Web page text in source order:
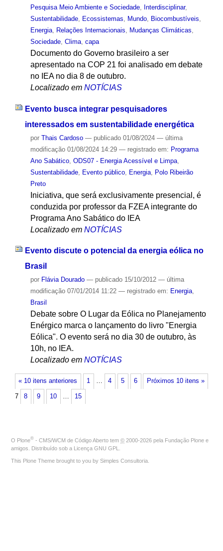
Pesquisa Meio Ambiente e Sociedade, Interdisciplinar,
Sustentabilidade, Ecossistemas Mundo, Biocombustíveis
Energia, Relações Internacionais Mudanças Climáticas
Sociedade, Clima, capa
Documento do Governo brasileiro a ser
apresentado na COP 21 foi analisado em debate
no IEA no dia 8 de outubro.
Localizado em NOTÍCIAS
Evento busca integrar pesquisadores
interessados em sustentabilidade energética
por Thais Cardoso — publicado01/08/2024 — última
modificação01/08/2024 14:29 — registrado em: Programa
Ano Sabático, ODS07 - Energia Acessível e Limpa,
Sustentabilidade, Evento público, Energia, Polo Ribeirão
Preto
Iniciativa, que será exclusivamente presencial, é
conduzida por professor da FZEA integrante do
Programa Ano Sabático do IEA
Localizado em NOTÍCIAS
Evento discute o potencial da energia eólica no
Brasil
por Flávia Dourado — publicado15/10/2012 — última
modificação07/01/2014 11:22 — registrado em: Energia,
Brasil
Debate sobre O Lugar da Eólica no Planejamento
Enérgico marca o lançamento do livro "Energia
Eólica". O evento será no dia 30 de outubro, às
10h, no IEA.
Localizado em NOTÍCIAS
« 10 itens anteriores Próximos 10 itens »
1 … 4 5 6
7 8 9 10 … 15
O Plone® - CMS/WCM de Código Aberto tem © 2000-2026 pela Fundação Plone e
amigos. Distribuído sob a Licença GNU GPL
This Plone Theme brought to you by Simples Consultoria